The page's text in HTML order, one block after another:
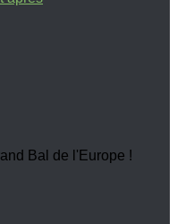
Bal de l'Europe !